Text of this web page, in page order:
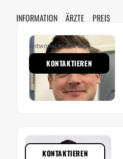
INFORMATION ÄRZTE PREIS
Antwortet in+72 Std
KONTAKTIEREN
KONTAKTIEREN